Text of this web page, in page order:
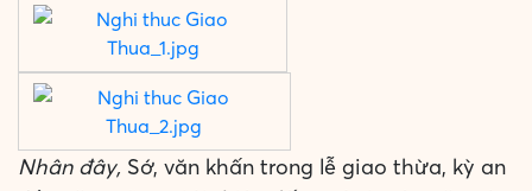
Nhân đây, Sớ, văn khấn trong lễ giao thừa, kỳ an